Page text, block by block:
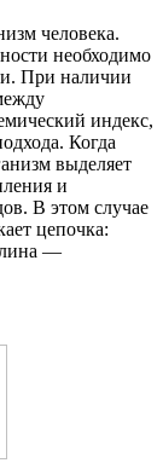
человека.
необходимо
При наличии
индекс,
Когда
выделяет
и
В этом случае
цепочка:
—